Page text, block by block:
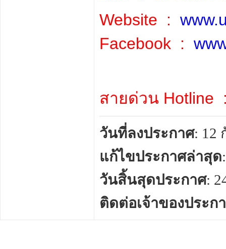
Website :
Facebook :
สายด่วน
วันที่ลงประกาศ: 12
แก้ไขประกาศล่าสุด
วันสิ้นสุดประกาศ:
ติดต่อเจ้าของประก